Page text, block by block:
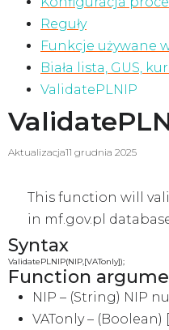
Reguły
Funkcje używane
Biała lista, GUS,
ValidatePLNIP
Aktualizacja11 grudnia 2025
This function will
in mf.gov.pl
Syntax
ValidatePLNIP(NIP,[VATonly]);
Function
NIP – (String) NIP
VATonly–